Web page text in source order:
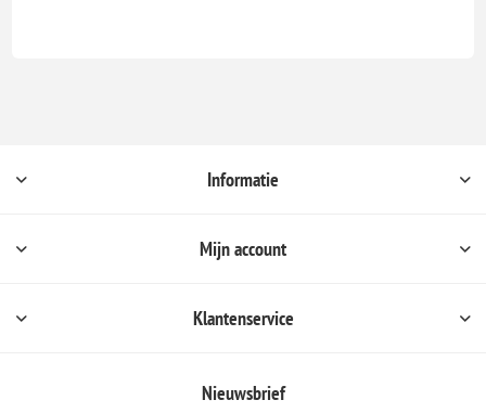
Informatie
Mijn account
Klantenservice
Nieuwsbrief